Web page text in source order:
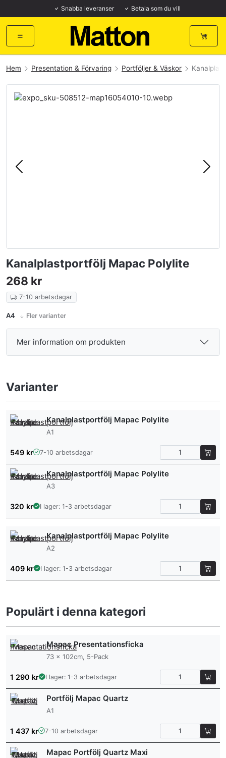
Snabba leveranser Betala som du vill
Hem Presentation & Förvaring Portföljer & Väskor
Föregående Nästa
Kanalplastportfölj Mapac Polylite
268 kr
7-10 arbetsdagar
A4 Fler varianter
Mer information om produkten
Varianter
Kanalplastportfölj Mapac Polylite
A1
549 kr 7-10 arbetsdagar
Kanalplastportfölj Mapac Polylite
A3
320 kr I lager: 1-3 arbetsdagar
Kanalplastportfölj Mapac Polylite
A2
409 kr I lager: 1-3 arbetsdagar
Populärt i denna kategori
Mapac Presentationsficka
73 x 102cm, 5-Pack
1 290 kr I lager: 1-3 arbetsdagar
Portfölj Mapac Quartz
A1
1 437 kr 7-10 arbetsdagar
Mapac Portfölj Quartz Maxi